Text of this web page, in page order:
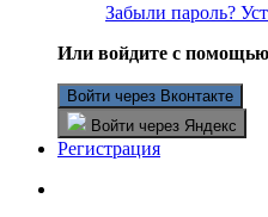
Забыли пароль?
Или войдите с помощью
Войти через Вконтакте
Войти через Яндекс
Регистрация